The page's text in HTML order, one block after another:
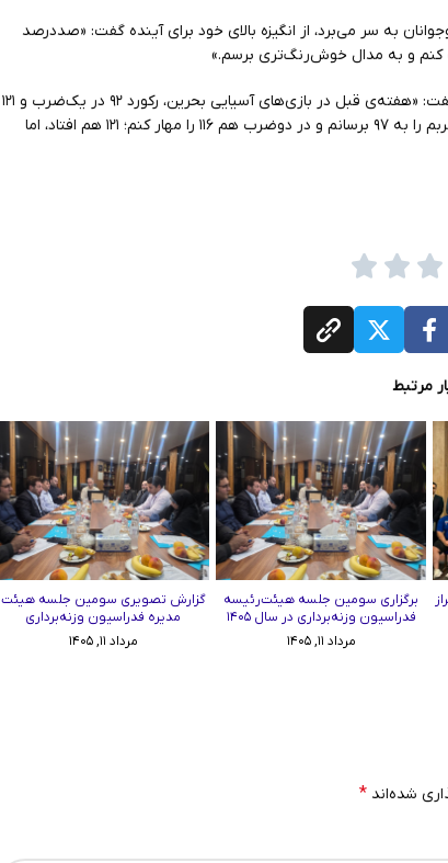
پایانی رده‌ی نوجوانان به سر می‌برد، از انگیزه بالای خود برای آینده گفت: «صددرصد
کنم و به مدال خوش‌رنگ‌تری برسم.»
حسینی در پایان به بهبود رکوردهای شخصی خود نیز اشاره کرد و گفت: «هفته‌ی قبل در بازی‌های آسیایی بحرین، رکورد ۹۲ در یک‌ضرب و ۱۲۱
در دوضرب را ثبت کرده بودم. در این رقابت‌ها توانستم رکورد یک‌ضربم را به ۹۷ برسانم و در دوضرب هم ۱۱۶ را مهار کنم؛ ۱۲۱ هم افتاد، اما
مرتبط
برگزاری سومین جلسه هیئت‌رئیسه
فدراسیون وزنه‌برداری در سال ۱۴۰۵
مرداد ۱۱, ۱۴۰۵
گزارش تصویری سومین جلسه هیئت
مدیره فدراسیون وزنه‌برداری
مرداد ۱۱, ۱۴۰۵
شده‌اند *